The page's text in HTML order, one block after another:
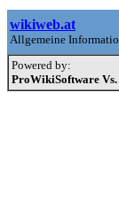
wikiweb.at
Allgemeine
Powered by:
ProWikiSoftware Vs.